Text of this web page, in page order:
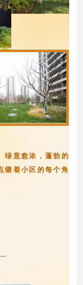
绿意愈浓，蓬勃的
缀着小区的每个角